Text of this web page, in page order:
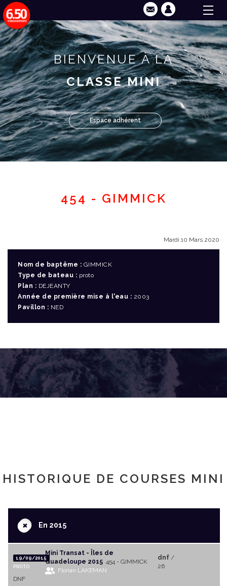
BIENVENUE À LA
CLASSE MINI
Espace adhérent
454 - GIMMICK
Mardi 10 Mars 2020
Nom de baptême : GIMMICK
Type de bateau : proto
Plan : DEJEANTY
Année de première mise à l'eau : 2003
Pavillon : NED
HISTORIQUE DE COURSES MINI
+En 2015
19/09/2015
PROTO
Mini Transat - Îles de
Guadeloupe 2015 454 - GIMMICK
Florian LAKEMAN
dnf/
26
DNF